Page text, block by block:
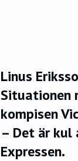
Linus
Situationen
kompisen
– Det är kul
Expressen.